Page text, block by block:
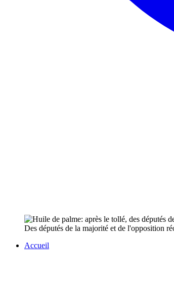
Des députés de la majorité et de l'opposition
Accueil